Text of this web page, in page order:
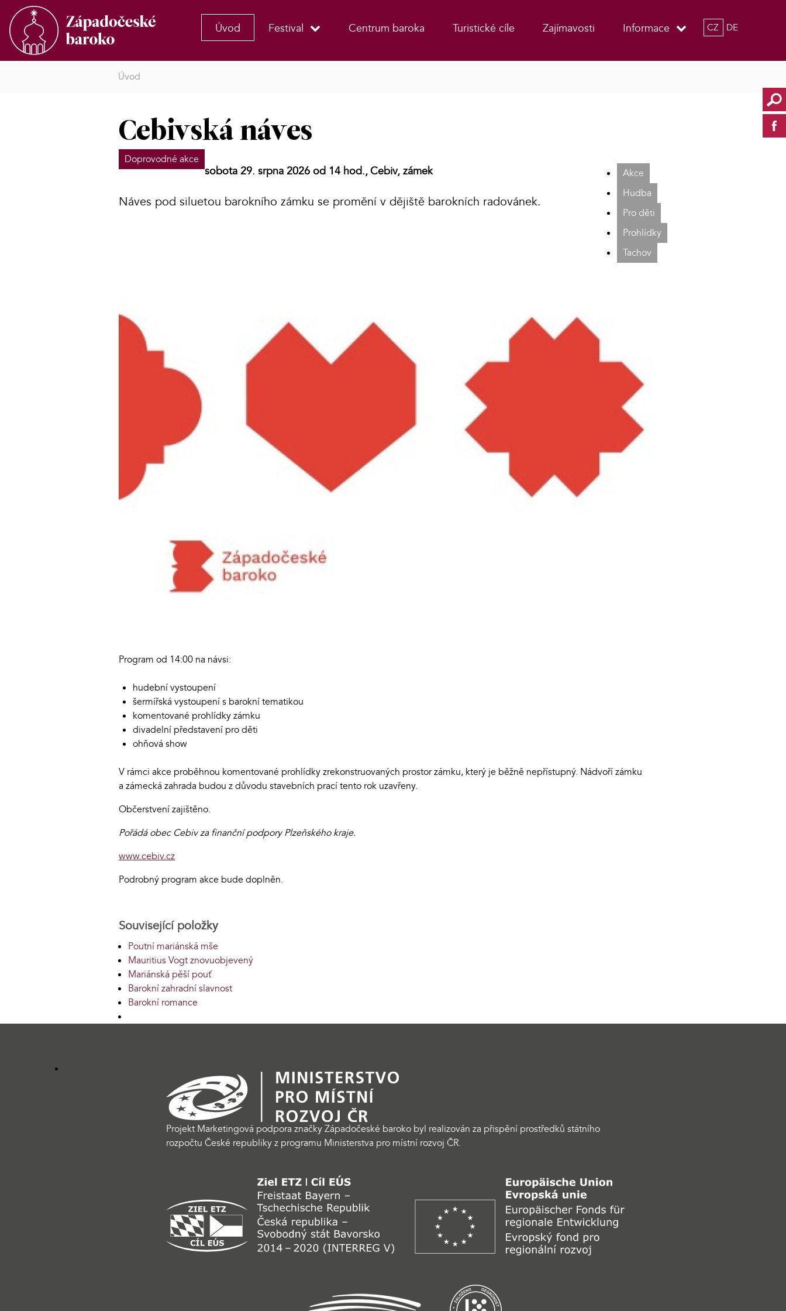
Úvod Festival Centrum baroka Turistické cíle Zajímavosti Informace CZ DE
Úvod
Cebivská náves
Doprovodné akce
Akce
Hudba
Pro děti
Prohlídky
Tachov
sobota 29. srpna 2026 od 14 hod.,Cebiv, zámek
Náves pod siluetou barokního zámku se promění v dějiště barokních radovánek.
Program od 14:00 na návsi:
hudební vystoupení
šermířská vystoupení s barokní tematikou
komentované prohlídky zámku
divadelní představení pro děti
ohňová show
V rámci akce proběhnou komentované prohlídky zrekonstruovaných prostor zámku, který je běžně nepřístupný. Nádvoří zámku
a zámecká zahrada budou z důvodu stavebních prací tento rok uzavřeny.
Občerstvení zajištěno.
Pořádá obec Cebiv za finanční podpory Plzeňského kraje.
www.cebiv.cz
Podrobný program akce bude doplněn.
Související položky
Poutní mariánská mše
Mauritius Vogt znovuobjevený
Mariánská pěší pouť
Barokní zahradní slavnost
Barokní romance
Projekt Marketingová podpora značky Západočeské baroko byl realizován za přispění prostředků státního
rozpočtu České republiky z programu Ministerstva pro místní rozvoj ČR.